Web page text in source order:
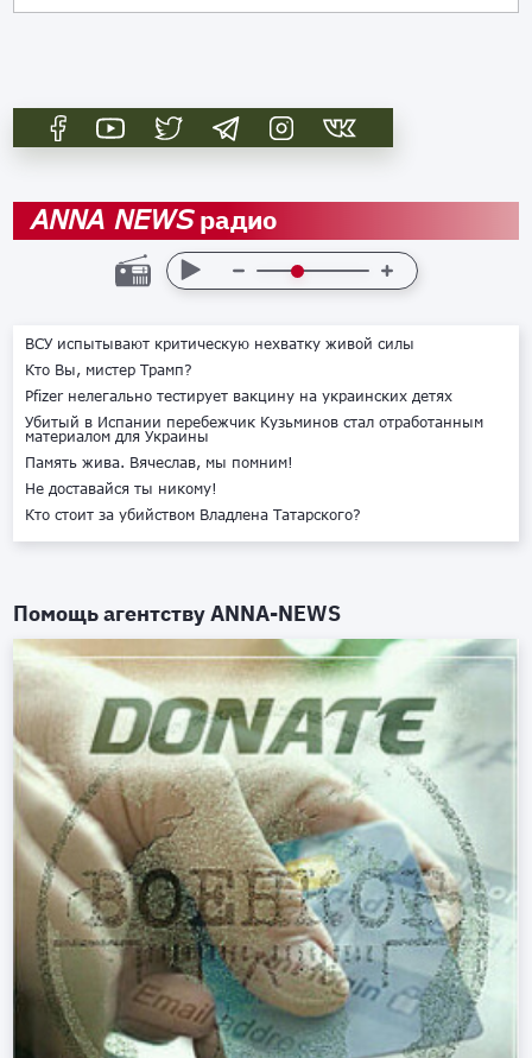
ANNA NEWSрадио
ВСУ испытывают критическую нехватку живой силы
Кто Вы, мистер Трамп?
Pfizer нелегально тестирует вакцину на украинских детях
Убитый в Испании перебежчик Кузьминов стал отработанным
материалом для Украины
Память жива. Вячеслав, мы помним!
Не доставайся ты никому!
Кто стоит за убийством Владлена Татарского?
Помощь агентствуANNA-NEWS